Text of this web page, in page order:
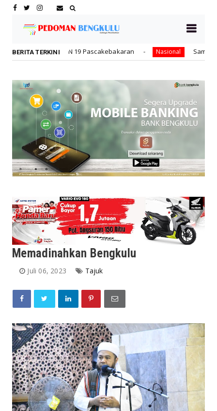
BERITA TERKINI
Pascakebakaran Nasional Sampaikan Undangan Sidang
Memadinahkan Bengkulu
Juli 06, 2023 Tajuk